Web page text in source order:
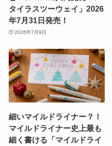
タイラスツーウェイ」2026
年7月31日発売！
2026年7月9日
細いマイルドライナー？！
マイルドライナー史上最も
細く書ける「マイルドライ